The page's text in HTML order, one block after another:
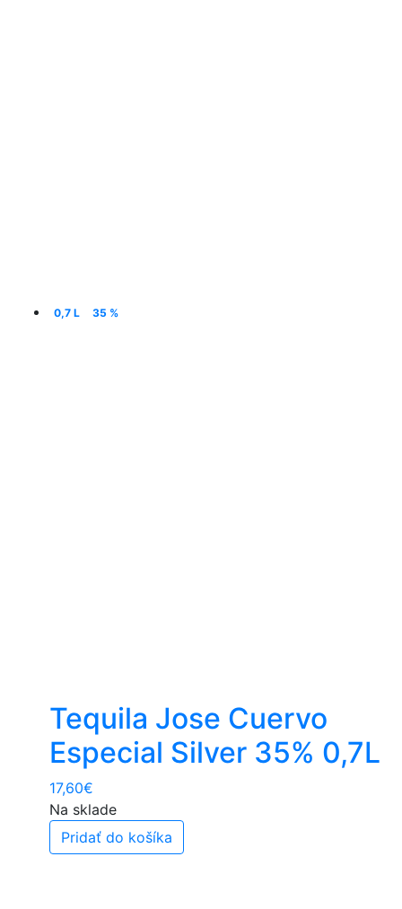
0,7 L 35 %
Tequila Jose Cuervo
Especial Silver 35% 0,7L
17,60€
Na sklade
Pridať do košíka